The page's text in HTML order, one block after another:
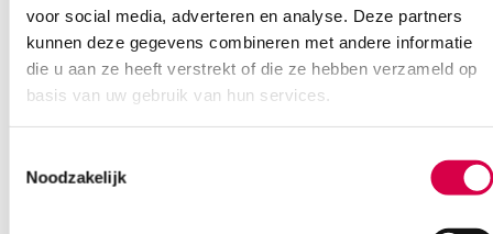
voor social media, adverteren en analyse. Deze partners
kunnen deze gegevens combineren met andere informatie
die u aan ze heeft verstrekt of die ze hebben verzameld op
basis van uw gebruik van hun services.
Noodzakelijk